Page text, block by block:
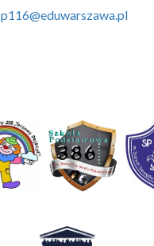
p116@eduwarszawa.pl